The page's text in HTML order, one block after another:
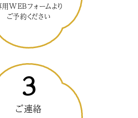
WEBフォームより
ご予約ください
3
ご連絡